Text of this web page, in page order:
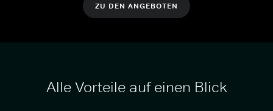
ZU DEN ANGEBOTEN
Alle Vorteile auf einen Blick